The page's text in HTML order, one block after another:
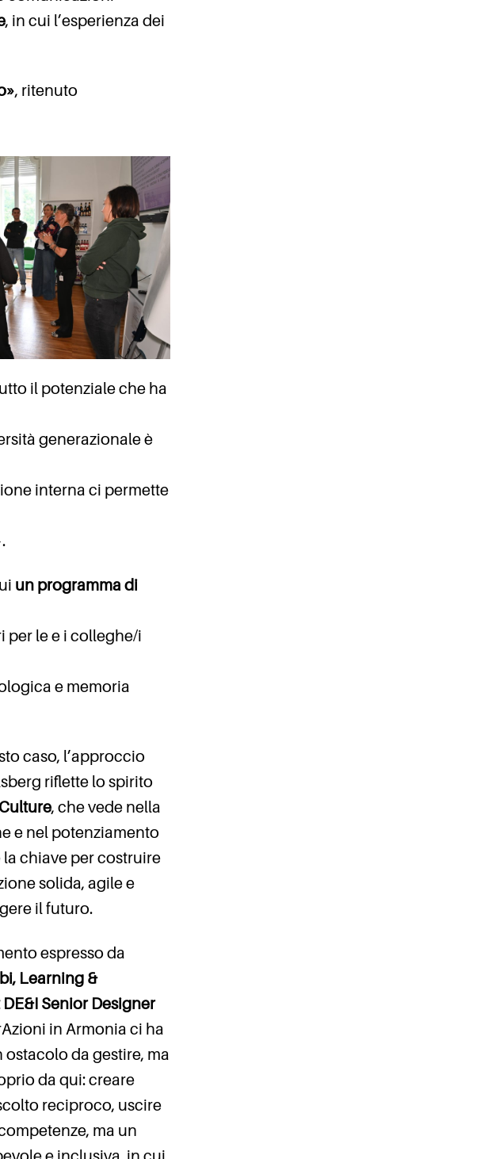
, in cui l’esperienza dei
, ritenuto
il potenziale che ha
generazionale è
interna ci permette
un programma di
per le e i colleghe/i
e memoria
caso, l’approccio
riflette lo spirito
, che vede nella
e nel potenziamento
chiave per costruire
solida, agile e
il futuro.
espresso da
Learning &
Senior Designer
in Armonia ci ha
da gestire, ma
da qui: creare
reciproco, uscire
ma un